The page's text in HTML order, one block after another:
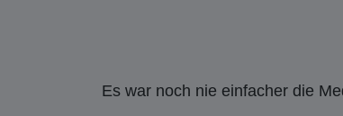
Es war noch nie einfacher die